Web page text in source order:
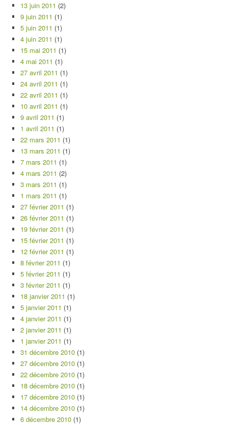
13 juin 2011 (2)
9 juin 2011 (1)
5 juin 2011 (1)
4 juin 2011 (1)
15 mai 2011 (1)
4 mai 2011 (1)
27 avril 2011 (1)
24 avril 2011 (1)
22 avril 2011 (1)
10 avril 2011 (1)
9 avril 2011 (1)
1 avril 2011 (1)
22 mars 2011 (1)
13 mars 2011 (1)
7 mars 2011 (1)
4 mars 2011 (2)
3 mars 2011 (1)
1 mars 2011 (1)
27 février 2011 (1)
26 février 2011 (1)
19 février 2011 (1)
15 février 2011 (1)
12 février 2011 (1)
8 février 2011 (1)
5 février 2011 (1)
3 février 2011 (1)
18 janvier 2011 (1)
5 janvier 2011 (1)
4 janvier 2011 (1)
2 janvier 2011 (1)
1 janvier 2011 (1)
31 décembre 2010 (1)
27 décembre 2010 (1)
22 décembre 2010 (1)
18 décembre 2010 (1)
17 décembre 2010 (1)
14 décembre 2010 (1)
6 décembre 2010 (1)